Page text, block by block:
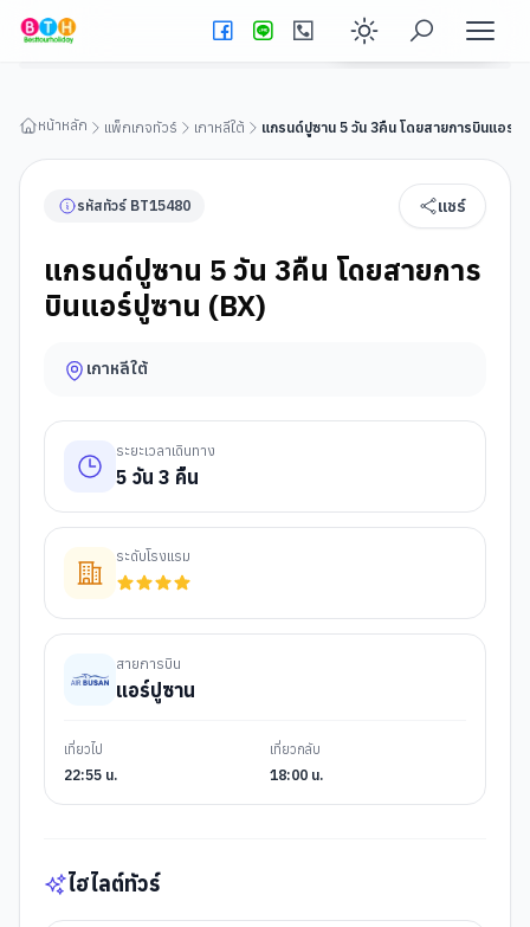
Enable dark
แกรนด์ปูซาน 5 วัน 3คืน โดยสายการบินแอร์ปูซาน (BX)ดูรายละเอียดทัวร์
หน้าหลัก แพ็กเกจทัวร์ เกาหลีใต้ แกรนด์ปูซาน 5 วัน 3คืน โดยสายการบินแอร์ปู
รหัสทัวร์ BT15480 แชร์
แกรนด์ปูซาน 5 วัน 3คืน โดยสายการ
บินแอร์ปูซาน (BX)
เกาหลีใต้
ระยะเวลาเดินทาง
5 วัน 3 คืน
ระดับโรงแรม
สายการบิน
แอร์ปูซาน
เที่ยวไป
22:55 น.
เที่ยวกลับ
18:00 น.
ไฮไลต์ทัวร์